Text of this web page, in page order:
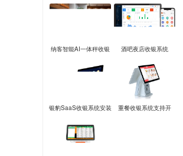
纳客智能AI一体秤收银
酒吧夜店收银系统
银豹SaaS收银系统安装
重餐收银系统支持开